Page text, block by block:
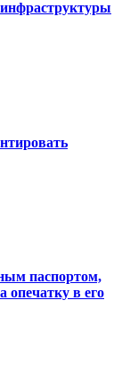
паспортом,
опечатку в его